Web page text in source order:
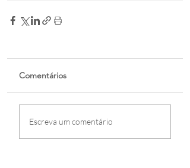
Comentários
Escreva um comentário